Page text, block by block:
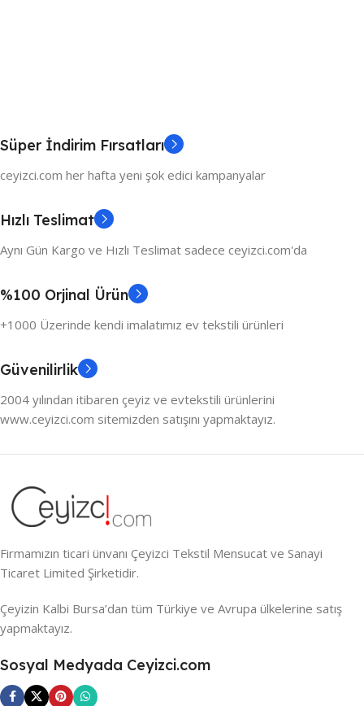
Süper İndirim Fırsatları
ceyizci.com her hafta yeni şok edici kampanyalar
Hızlı Teslimat
Aynı Gün Kargo ve Hızlı Teslimat sadece ceyizci.com'da
%100 Orjinal Ürün
+1000 Üzerinde kendi imalatımız ev tekstili ürünleri
Güvenilirlik
2004 yılından itibaren çeyiz ve evtekstili ürünlerini
www.ceyizci.com sitemizden satışını yapmaktayız.
Firmamızın ticari ünvanı Çeyizci Tekstil Mensucat ve Sanayi
Ticaret Limited Şirketidir.
Çeyizin Kalbi Bursa’dan tüm Türkiye ve Avrupa ülkelerine satış
yapmaktayız.
Sosyal Medyada Ceyizci.com